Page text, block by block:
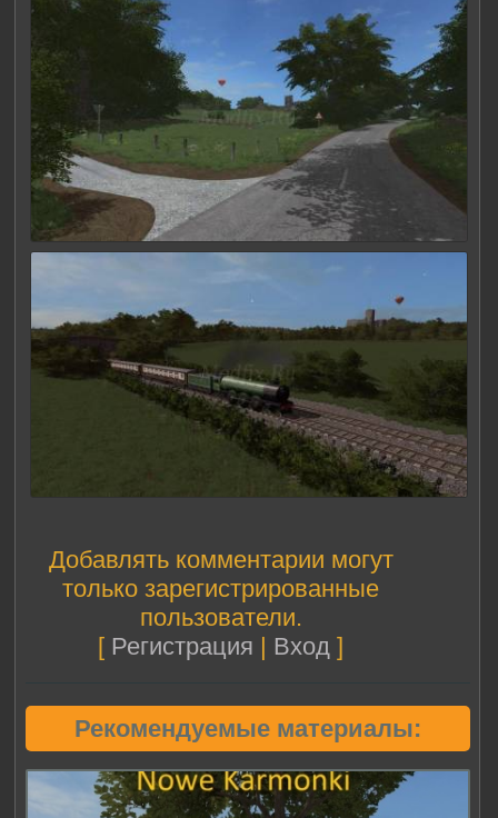
Добавлять комментарии могут
только зарегистрированные
пользователи.
[ Регистрация | Вход ]
Рекомендуемые материалы: